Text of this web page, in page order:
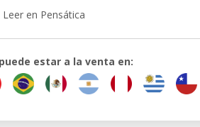
Leer en Pensática
estar a la venta en: